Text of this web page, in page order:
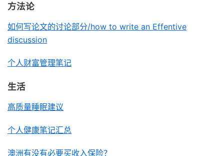
方法论
如何写论文的讨论部分/how to write an Effentive
discussion
个人财富管理笔记
生活
高质量睡眠建议
个人健康笔记汇总
澳洲有没有必要买收入保险？